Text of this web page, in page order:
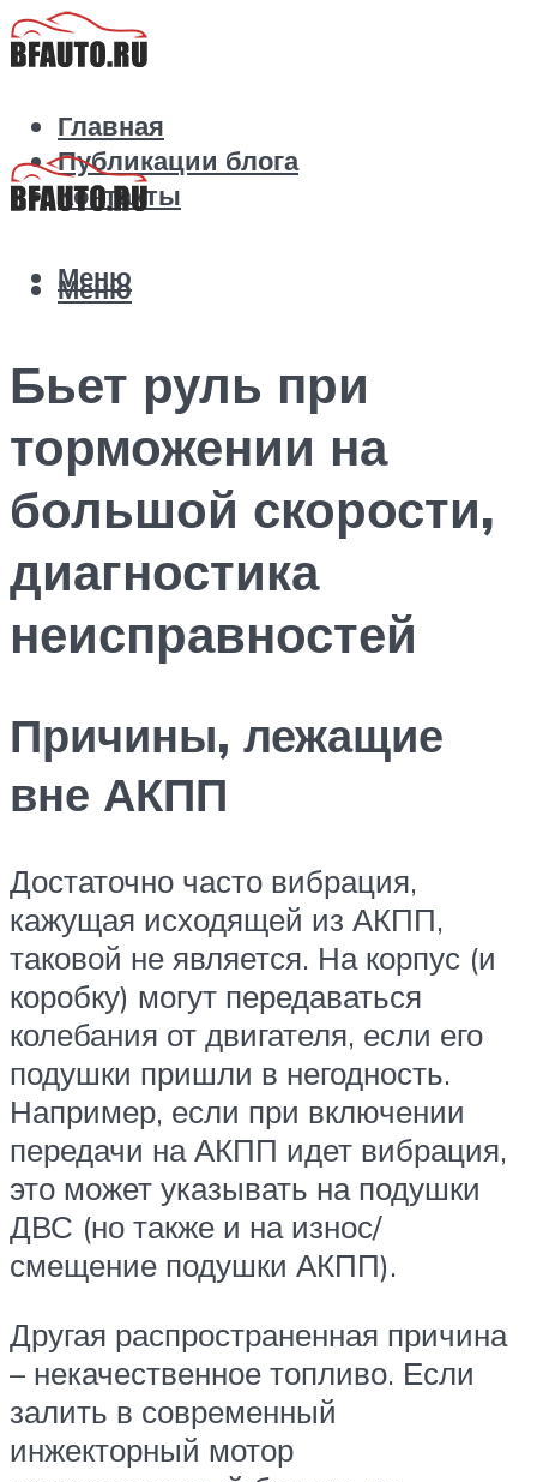
Главная
Публикации блога
Контакты
Меню
Меню
Бьет руль при
торможении на
большой скорости,
диагностика
неисправностей
Причины, лежащие
вне АКПП
Достаточно часто вибрация,
кажущая исходящей из АКПП,
таковой не является. На корпус (и
коробку) могут передаваться
колебания от двигателя, если его
подушки пришли в негодность.
Например, если при включении
передачи на АКПП идет вибрация,
это может указывать на подушки
ДВС (но также и на износ/
смещение подушки АКПП).
Другая распространенная причина
– некачественное топливо. Если
залить в современный
инжекторный мотор